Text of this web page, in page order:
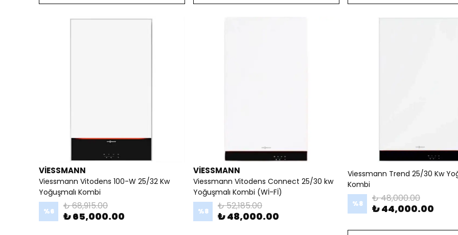
VİESSMANN
Viessmann Vitodens 100-W 25/32 Kw
Yoğuşmalı Kombi
%6 ₺ 68,915.00
₺ 65,000.00
VİESSMANN
Viessmann Vitodens Connect 25/30 kw
Yoğuşmalı Kombi (Wİ-Fİ)
%8 ₺ 52,185.00
₺ 48,000.00
Viessmann Trend 25/30 Kw
Kombi
%8 ₺ 48,000.00
₺ 44,000.00